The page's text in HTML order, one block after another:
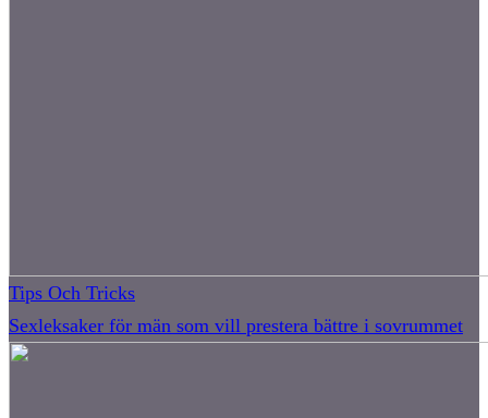
Tips Och Tricks
Sexleksaker för män som vill prestera bättre i sovrummet